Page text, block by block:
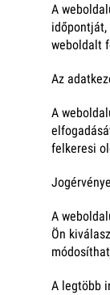
A
időpontját,
weboldalt
Az
A
felkeresi
A
Ön
A legtöbb